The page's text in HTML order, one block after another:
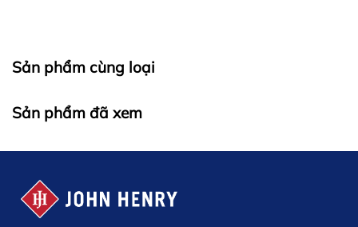
Sản phẩm cùng loại
Sản phẩm đã xem